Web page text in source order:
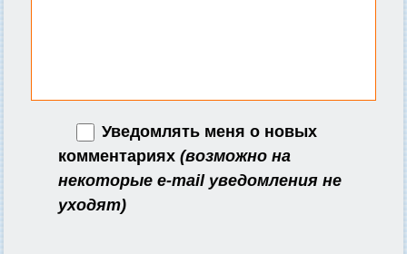
Уведомлять меня о новых
комментариях (возможно на
некоторые e-mail уведомления не
уходят)